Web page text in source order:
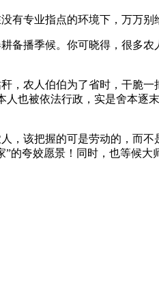
专业指点的环境下，万万别
播季候。你可晓得，很多农
农人伯伯为了省时，干脆一
也被依法行政，实是舍本
该把握的可是劳动的，而不
的夸姣愿景！同时，也等候